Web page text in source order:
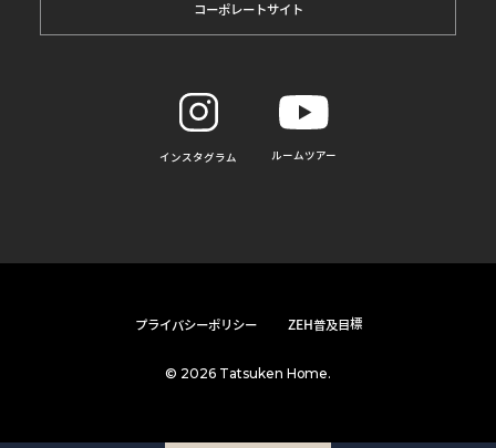
コーポレートサイト
インスタグラム ルームツアー
プライバシーポリシー ZEH普及目標
© 2026 Tatsuken Home.